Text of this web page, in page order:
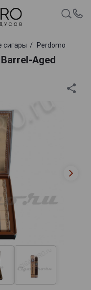
сигары Perdomo
Aged